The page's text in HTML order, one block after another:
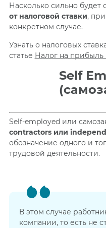
Насколько сильно будет
от налоговой ставки,
конкретном случае.
Узнать о налоговых
статье Налог на прибыль
Self
Self-employed или
contractors или
обозначение одного и
трудовой деятельности.
В этом случае
компании, то есть не